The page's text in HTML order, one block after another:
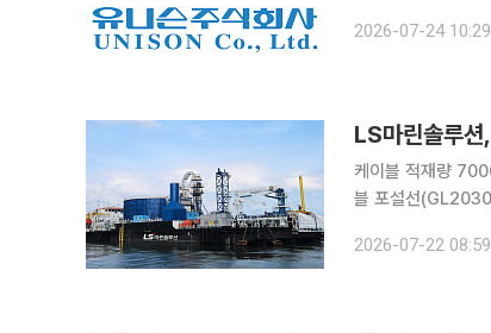
니슨 관계자는
2026-07-24 10:29
LS마린솔루
케이블 적재량 7000t급으
블 포설선
력·통신 인프라 수
2026-07-22 08:59